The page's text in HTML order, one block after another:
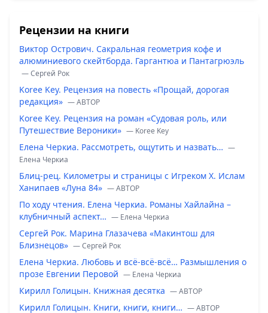
Рецензии на книги
Виктор Острович. Сакральная геометрия кофе и
алюминиевого скейтборда. Гаргантюа и Пантагрюэль
— Сергей Рок
Koree Key. Рецензия на повесть «Прощай, дорогая
редакция» — ABTOP
Koree Key. Рецензия на роман «Судовая роль, или
Путешествие Вероники» — Koree Key
Елена Черкиа. Рассмотреть, ощутить и назвать… —
Елена Черкиа
Блиц-рец. Километры и страницы с Игреком Х. Ислам
Ханипаев «Луна 84» — ABTOP
По ходу чтения. Елена Черкиа. Романы Хайлайна –
клубничный аспект… — Елена Черкиа
Сергей Рок. Марина Глазачева «Макинтош для
Близнецов» — Сергей Рок
Елена Черкиа. Любовь и всё-всё-всё… Размышления о
прозе Евгении Перовой — Елена Черкиа
Кирилл Голицын. Книжная десятка — ABTOP
Кирилл Голицын. Книги, книги, книги… — ABTOP